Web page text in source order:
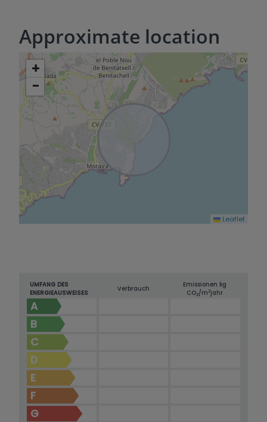
Approximate location
+
−
Leaflet
UMFANG DES
ENERGIEAUSWEISES
Verbrauch
Emissionen kg
CO2/m2jahr
A
B
C
D
E
F
G